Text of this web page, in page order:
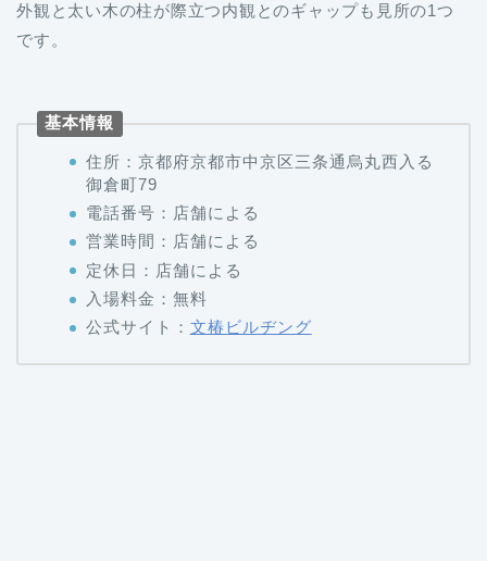
外観と太い木の柱が際立つ内観とのギャップも見所の1つ
です。
基本情報
住所：京都府京都市中京区三条通烏丸西入る
御倉町79
電話番号：店舗による
営業時間：店舗による
定休日：店舗による
入場料金：無料
公式サイト： 文椿ビルヂング